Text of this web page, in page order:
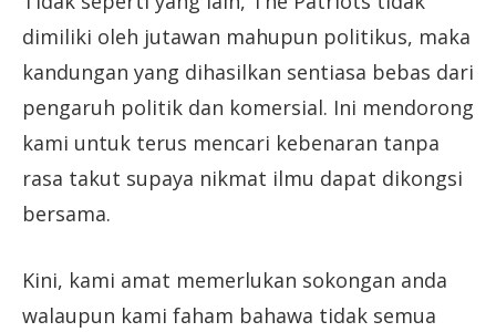
dimiliki oleh jutawan mahupun politikus, maka
kandungan yang dihasilkan sentiasa bebas dari
pengaruh politik dan komersial. Ini mendorong
kami untuk terus mencari kebenaran tanpa
rasa takut supaya nikmat ilmu dapat dikongsi
bersama.
Kini, kami amat memerlukan sokongan anda
walaupun kami faham bahawa tidak semua